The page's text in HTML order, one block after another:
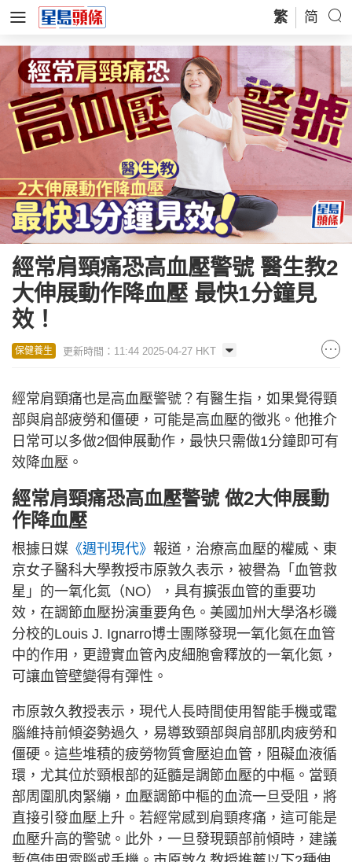
繁 简
經常肩頸痛恐高血壓警號 醫生教2
大伸展動作降血壓 最快1分鐘見
效！
保健養生 更新時間：11:44 2025-04-27 HKT
經常肩頸痛也是高血壓警號？有醫生指，如果覺得頸
部與肩部疲勞和僵硬，可能是高血壓的徵兆。他推介
日常可以多做2個伸展動作，最快只需做1分鐘即可有
效降血壓。
經常肩頸痛恐高血壓警號 做2大伸展動
作降血壓
根據日媒 《週刊現代》 報道，治療高血壓的權威、東
京女子醫科大學教授市原敦久表示，被譽為「血管救
星」的一氧化氮（NO），具有擴張血管的重要功
效，在調節血壓扮演重要角色。美國加州大學洛杉磯
分校的Louis J. Ignarro博士團隊發現一氧化氮在血管
中的作用，更證實血管內皮細胞會釋放的一氧化氮，
可讓血管壁變得有彈性。
市原敦久教授表示，現代人長時間使用智能手機或電
腦維持前傾姿勢過久，易導致頸部與肩部肌肉疲勞和
僵硬。這些堆積的疲勞物質會壓迫血管，阻礙血液循
環，尤其位於頸根部的延髓是調節血壓的中樞。當頸
部周圍肌肉緊繃，血壓調節中樞的血流一旦受阻，將
直接引發血壓上升。若經常感到肩頸疼痛，這可能是
血壓升高的警號。此外，一旦發現頸部前傾時，建議